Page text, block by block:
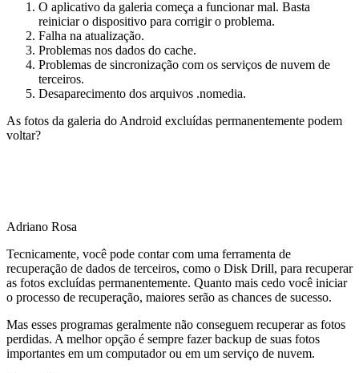
O aplicativo da galeria começa a funcionar mal. Basta
reiniciar o dispositivo para corrigir o problema.
Falha na atualização.
Problemas nos dados do cache.
Problemas de sincronização com os serviços de nuvem de
terceiros.
Desaparecimento dos arquivos .nomedia.
As fotos da galeria do Android excluídas permanentemente podem
voltar?
Adriano Rosa
Tecnicamente, você pode contar com uma ferramenta de
recuperação de dados de terceiros, como o Disk Drill, para recuperar
as fotos excluídas permanentemente. Quanto mais cedo você iniciar
o processo de recuperação, maiores serão as chances de sucesso.
Mas esses programas geralmente não conseguem recuperar as fotos
perdidas. A melhor opção é sempre fazer backup de suas fotos
importantes em um computador ou em um serviço de nuvem.